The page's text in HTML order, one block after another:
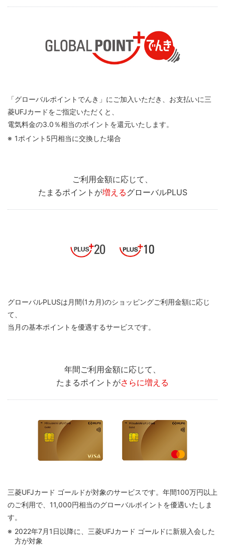
「グローバルポイントでんき」にご加入いただき、お支払いに三
菱UFJカードをご指定いただくと、
電気料金の3.0％相当のポイントを還元いたします。
1ポイント5円相当に交換した場合
ご利用金額に応じて、
たまるポイントが増えるグローバルPLUS
グローバルPLUSは月間(1カ月)のショッピングご利用金額に応じ
て、
当月の基本ポイントを優遇するサービスです。
年間ご利用金額に応じて、
たまるポイントがさらに増える
三菱UFJカード ゴールドが対象のサービスです。年間100万円以上
のご利用で、11,000円相当のグローバルポイントを優遇いたしま
す。
2022年7月1日以降に、三菱UFJカード ゴールドに新規入会した
方が対象